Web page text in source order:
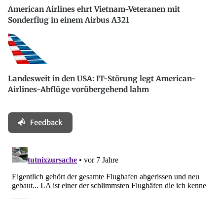
American Airlines ehrt Vietnam-Veteranen mit
Sonderflug in einem Airbus A321
Landesweit in den USA: IT-Störung legt American-
Airlines-Abflüge vorübergehend lahm
Feedback